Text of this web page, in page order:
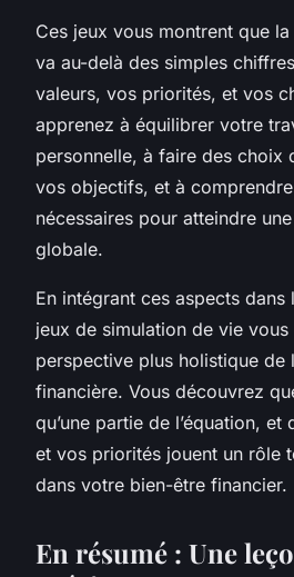
Ces jeux vous montrent que
va au-delà des simples
valeurs, vos priorités, et vos
apprenez à équilibrer votre
personnelle, à faire des choix
vos objectifs, et à
nécessaires pour atteindre
globale.
En intégrant ces aspects dans
jeux de simulation de vie
perspective plus holistique de
financière. Vous découvrez
qu’une partie de l’équation,
et vos priorités jouent un rôle
dans votre bien-être financier.
En résumé : Une